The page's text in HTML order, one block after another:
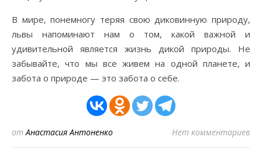
В мире, понемногу теряя свою диковинную природу,
львы напоминают нам о том, какой важной и
удивительной является жизнь дикой природы. Не
забывайте, что мы все живем на одной планете, и
забота о природе — это забота о себе.
отАнастасия Антоненко Нет комментариев